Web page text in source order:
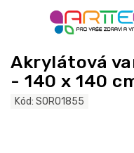
Akrylátová
- 140 x 140
Kód: SOR01855